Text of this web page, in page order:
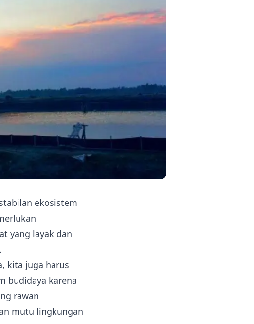
ekosistem
yang layak dan
kita juga harus
budidaya karena
rawan
mutu lingkungan